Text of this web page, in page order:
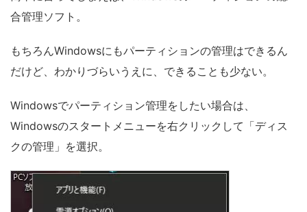
合管理ソフト。
もちろんWindowsにもパーティションの管理はできるん
だけど、わかりづらいうえに、できることも少ない。
Windowsでパーティション管理をしたい場合は、
Windowsのスタートメニューを右クリックして「ディス
クの管理」を選択。